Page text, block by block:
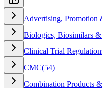
Advertising, Promotion
Biologics, Biosimilars
Clinical Trial
CMC(54)
Combination Products